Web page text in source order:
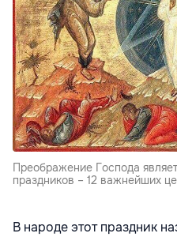
Преображение Господа
праздников – 12 важнейших
В народе этот праздник